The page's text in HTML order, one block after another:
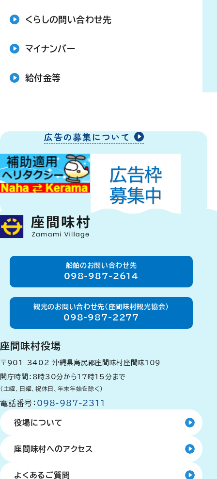
くらしの問い合わせ先
マイナンバー
給付金等
広告の募集について
船舶のお問い合わせ先
098-987-2614
観光のお問い合わせ先（座間味村観光協会）
098-987-2277
座間味村役場
〒901-3402 沖縄県島尻郡座間味村座間味109
開庁時間：8時30分から17時15分まで
（土曜、日曜、祝休日、年末年始を除く）
電話番号： 098-987-2311
役場について
座間味村へのアクセス
よくあるご質問